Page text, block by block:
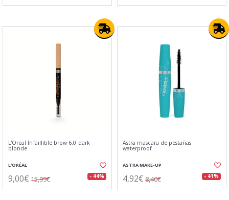
L'Oreal Infaillible brow 6.0 dark
blonde
L'ORÉAL
9,00€ 15,99€ - 44%
Astra mascara de pestañas
waterproof
ASTRA MAKE-UP
4,92€ 8,40€ - 41%